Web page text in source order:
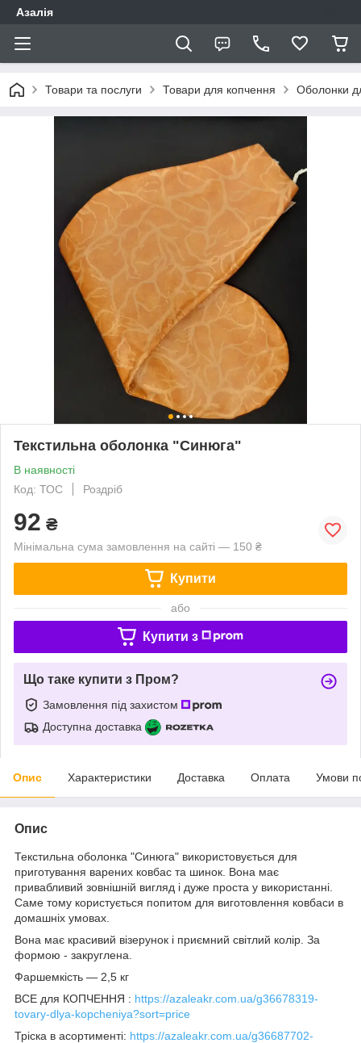
Азалія
Товари та послуги Товари для копчення Оболонки
Текстильна оболонка "Синюга"
В наявності
Код: ТОС
Роздріб
92 ₴
Мінімальна сума замовлення на сайті — 150 ₴
Купити
або
Купити з
Що таке купити з Пром?
Замовлення під захистом
Доступна доставка
Опис Характеристики Доставка Оплата Умови
Опис
Текстильна оболонка "Синюга" використовується для
приготування варених ковбас та шинок. Вона має
привабливий зовнішній вигляд і дуже проста у використанні.
Саме тому користується попитом для виготовлення ковбаси в
домашніх умовах.
Вона має красивий візерунок і приємний світлий колір. За
формою - закруглена.
Фаршемкість — 2,5 кг
ВСЕ для КОПЧЕННЯ : https://azaleakr.com.ua/g36678319-
tovary-dlya-kopcheniya?sort=price
Тріска в асортименті: https://azaleakr.com.ua/g36687702-